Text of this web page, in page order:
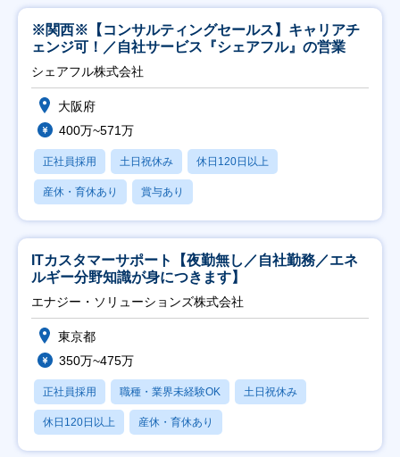
※関西※【コンサルティングセールス】キャリアチ
ェンジ可！／自社サービス『シェアフル』の営業
シェアフル株式会社
大阪府
400万~571万
正社員採用 土日祝休み 休日120日以上
産休・育休あり 賞与あり
ITカスタマーサポート【夜勤無し／自社勤務／エネ
ルギー分野知識が身につきます】
エナジー・ソリューションズ株式会社
東京都
350万~475万
正社員採用 職種・業界未経験OK 土日祝休み
休日120日以上 産休・育休あり